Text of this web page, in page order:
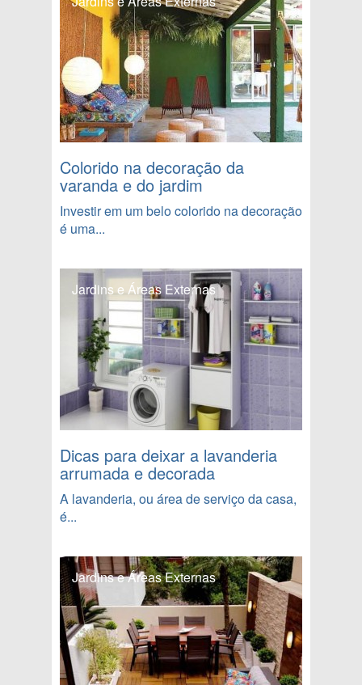
Colorido na decoração da
varanda e do jardim
Investir em um belo colorido na decoração
é uma...
Jardins e Áreas Externas
Dicas para deixar a lavanderia
arrumada e decorada
A lavanderia, ou área de serviço da casa,
é...
Jardins e Áreas Externas